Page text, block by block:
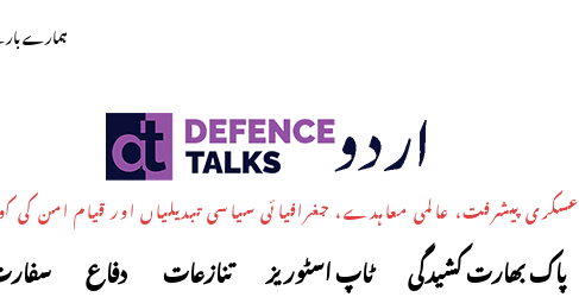
ہمارے
عسکری پیشرفت، عالمی معاہدے، جغرافیائی سیاسی تبدیلیاں اور قیام امن کی
پاک بھارت کشیدگی ٹاپ اسٹوریز تنازعات دفاع